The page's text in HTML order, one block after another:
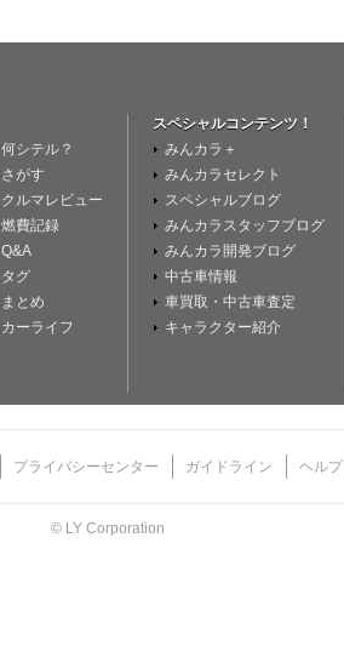
何シテル？
さがす
クルマレビュー
燃費記録
Q&A
タグ
まとめ
カーライフ
スペシャルコンテンツ！
みんカラ＋
みんカラセレクト
スペシャルブログ
みんカラスタッフブログ
みんカラ開発ブログ
中古車情報
車買取・中古車査定
キャラクター紹介
プライバシーセンター ガイドライン ヘルプ
© LY Corporation